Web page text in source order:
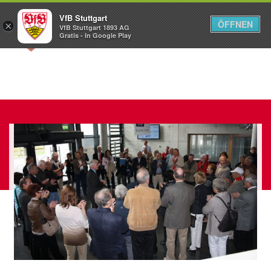
Menü
×
VfB Stuttgart
VfB Stuttgart 1893 AG
Gratis - In Google Play
ÖFFNEN